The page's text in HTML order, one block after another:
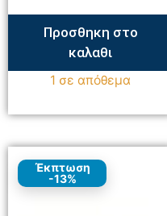
Προσθηκη στο
καλαθι
1 σε απόθεμα
Έκπτωση
-13%